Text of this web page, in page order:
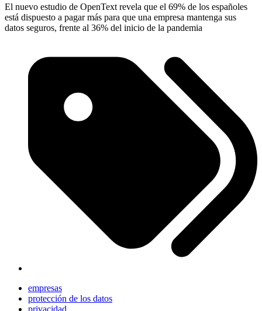
El nuevo estudio de OpenText revela que el 69% de los españoles
está dispuesto a pagar más para que una empresa mantenga sus
datos seguros, frente al 36% del inicio de la pandemia
empresas
protección de los datos
privacidad